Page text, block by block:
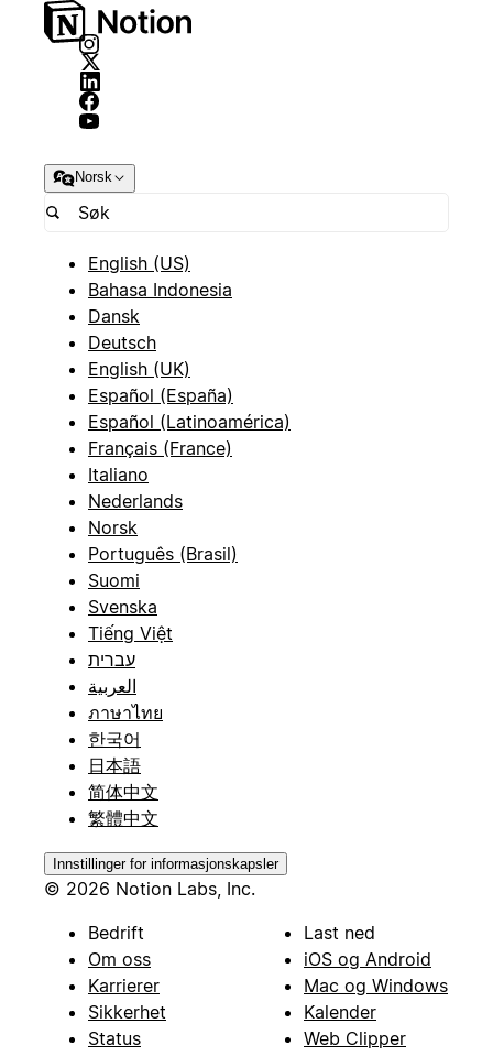
Norsk
English (US)
Bahasa Indonesia
Dansk
Deutsch
English (UK)
Español (España)
Español (Latinoamérica)
Français (France)
Italiano
Nederlands
Norsk
Português (Brasil)
Suomi
Svenska
Tiếng Việt
עברית
العربية
ภาษาไทย
한국어
日本語
简体中文
繁體中文
Innstillinger for informasjonskapsler
© 2026 Notion Labs, Inc.
Bedrift
Om oss
Karrierer
Sikkerhet
Status
Last ned
iOS og Android
Mac og Windows
Kalender
Web Clipper